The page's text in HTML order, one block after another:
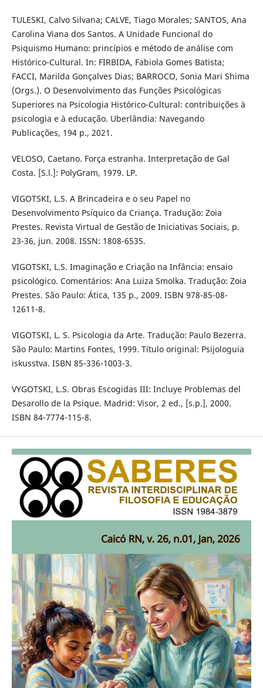
TULESKI, Calvo Silvana; CALVE, Tiago Morales; SANTOS, Ana
Carolina Viana dos Santos. A Unidade Funcional do
Psiquismo Humano: princípios e método de análise com
Histórico-Cultural. In: FIRBIDA, Fabiola Gomes Batista;
FACCI, Marilda Gonçalves Dias; BARROCO, Sonia Mari Shima
(Orgs.). O Desenvolvimento das Funções Psicológicas
Superiores na Psicologia Histórico-Cultural: contribuições à
psicologia e à educação. Uberlândia: Navegando
Publicações, 194 p., 2021.
VELOSO, Caetano. Força estranha. Interpretação de Gal
Costa. [S.l.]: PolyGram, 1979. LP.
VIGOTSKI, L.S. A Brincadeira e o seu Papel no
Desenvolvimento Psíquico da Criança. Tradução: Zoia
Prestes. Revista Virtual de Gestão de Iniciativas Sociais, p.
23-36, jun. 2008. ISSN: 1808-6535.
VIGOTSKI, L.S. Imaginação e Criação na Infância: ensaio
psicológico. Comentários: Ana Luiza Smolka. Tradução: Zoia
Prestes. São Paulo: Ática, 135 p., 2009. ISBN 978-85-08-
12611-8.
VIGOTSKI, L. S. Psicologia da Arte. Tradução: Paulo Bezerra.
São Paulo: Martins Fontes, 1999. Título original: Psijologuia
iskusstva. ISBN 85-336-1003-3.
VYGOTSKI, L.S. Obras Escogidas III: Incluye Problemas del
Desarollo de la Psique. Madrid: Visor, 2 ed., [s.p.], 2000.
ISBN 84-7774-115-8.